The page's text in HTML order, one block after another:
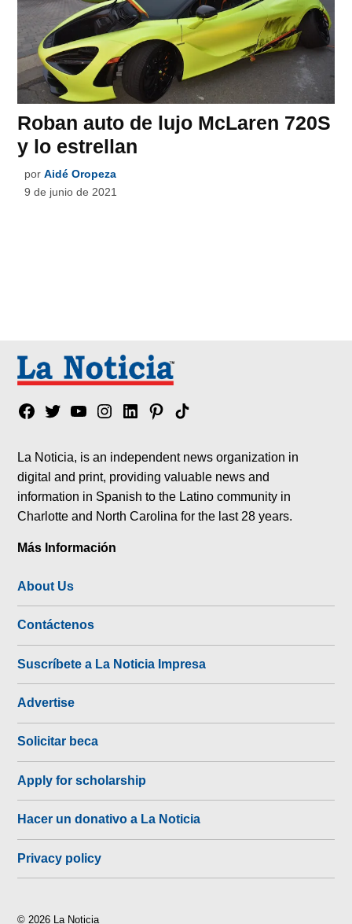
Roban auto de lujo McLaren 720S
y lo estrellan
por Aidé Oropeza
9 de junio de 2021
Facebook
TwitterYouTubeInstagram
LinkedinPinterest
Tik
La Noticia, is an independent news organization in
digital and print, providing valuable news and
information in Spanish to the Latino community in
Charlotte and North Carolina for the last 28 years.
Más Información
About Us
Contáctenos
Suscríbete a La Noticia Impresa
Advertise
Solicitar beca
Apply for scholarship
Hacer un donativo a La Noticia
Privacy policy
© 2026 La Noticia